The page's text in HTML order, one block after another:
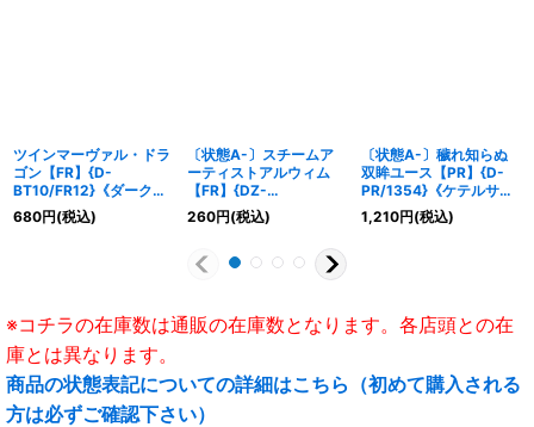
ツインマーヴァル・ドラ
ゴン【FR】{D-
BT10/FR12}《ダークス
テイツ》
680円(税込)
〔状態A-〕スチームア
ーティストアルウィム
【FR】{DZ-
BT02/FR16}《ダークス
テイツ》
260円(税込)
〔状態A-〕穢れ知らぬ
双眸ユース【PR】{D-
PR/1354}《ケテルサン
クチュアリ》
1,210円(税込)
※コチラの在庫数は通販の在庫数となります。各店頭との在
庫とは異なります。
商品の状態表記についての詳細はこちら（初めて購入される
方は必ずご確認下さい）